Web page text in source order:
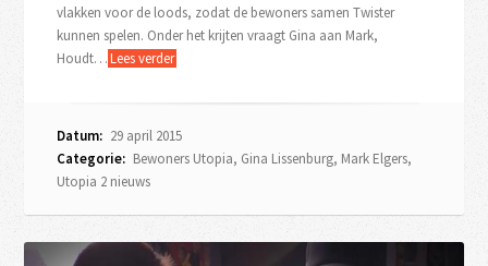
vlakken voor de loods, zodat de bewoners samen Twister
kunnen spelen. Onder het krijten vraagt Gina aan Mark,
Houdt… Lees verder
Datum: 29 april 2015
Categorie: Bewoners Utopia, Gina Lissenburg, Mark Elgers,
Utopia 2 nieuws